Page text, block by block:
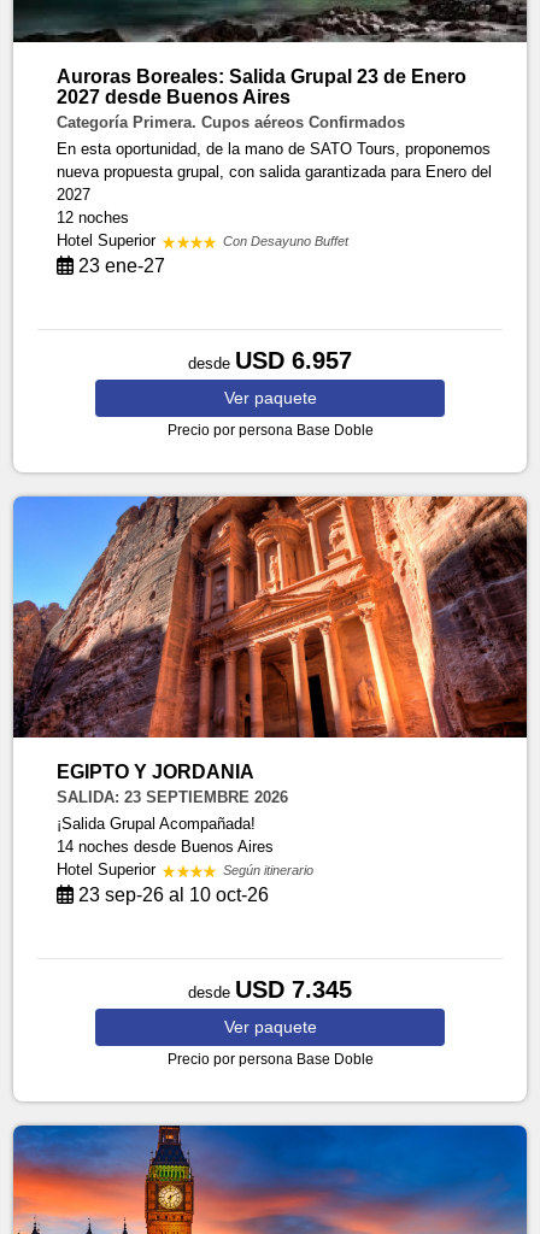
Auroras Boreales: Salida Grupal 23 de Enero
2027 desde Buenos Aires
Categoría Primera. Cupos aéreos Confirmados
En esta oportunidad, de la mano de SATO Tours, proponemos
nueva propuesta grupal, con salida garantizada para Enero del
2027
12 noches
Hotel Superior
Con Desayuno Buffet
23 ene-27
desde USD 6.957
Ver paquete
Precio por persona Base Doble
EGIPTO Y JORDANIA
SALIDA: 23 SEPTIEMBRE 2026
¡Salida Grupal Acompañada!
14 nochesdesde Buenos Aires
Hotel Superior
Según itinerario
23 sep-26 al 10 oct-26
desde USD 7.345
Ver paquete
Precio por persona Base Doble